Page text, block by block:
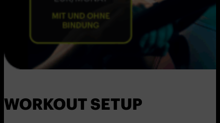
WORKOUT SETUP